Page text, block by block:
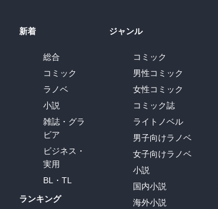
新着
総合
コミック
ラノベ
小説
雑誌・グラ
ビア
ビジネス・
実用
BL・TL
ランキング
ジャンル
コミック
男性コミック
女性コミック
コミック誌
ライトノベル
男子向けラノベ
女子向けラノベ
小説
国内小説
海外小説